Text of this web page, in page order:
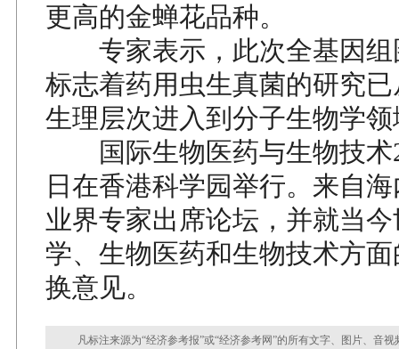
更高的金蝉花品种。
专家表示，此次全基因组
标志着药用虫生真菌的研究
生理层次进入到分子生物学
国际生物医药与生物技术
日在香港科学园举行。来自
业界专家出席论坛，并就当
学、生物医药和生物技术方
换意见。
凡标注来源为“经济参考报”或“经济参考网”的所有文字、图片、音视